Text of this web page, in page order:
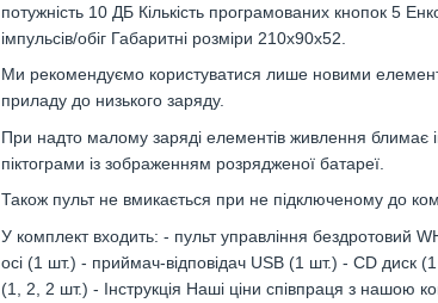
потужність 10 ДБ Кількість програмованих кнопок 5
імпульсів/обіг Габаритні розміри 210х90х52.
Ми рекомендуємо користуватися лише новими
приладу до низького заряду.
При надто малому заряді елементів живлення блимає
піктограми із зображенням розрядженої батареї.
Також пульт не вмикається при не підключеному до
У комплект входить: - пульт управління бездротовий
осі (1 шт.) - приймач-відповідач USB (1 шт.) - CD диск
(1, 2, 2 шт.) - Інструкція Наші ціни співпраця з нашою